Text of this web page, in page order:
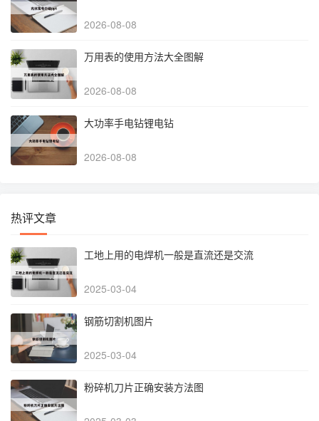
2026-08-08
万用表的使用方法大全图解
2026-08-08
大功率手电钻锂电钻
2026-08-08
热评文章
工地上用的电焊机一般是直流还是交流
2025-03-04
钢筋切割机图片
2025-03-04
粉碎机刀片正确安装方法图